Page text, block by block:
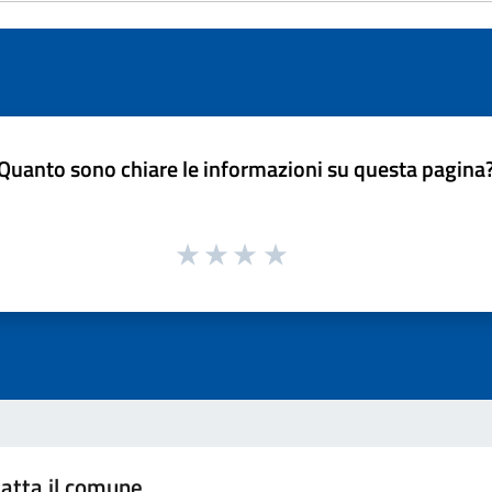
sono chiare le informazioni su questa